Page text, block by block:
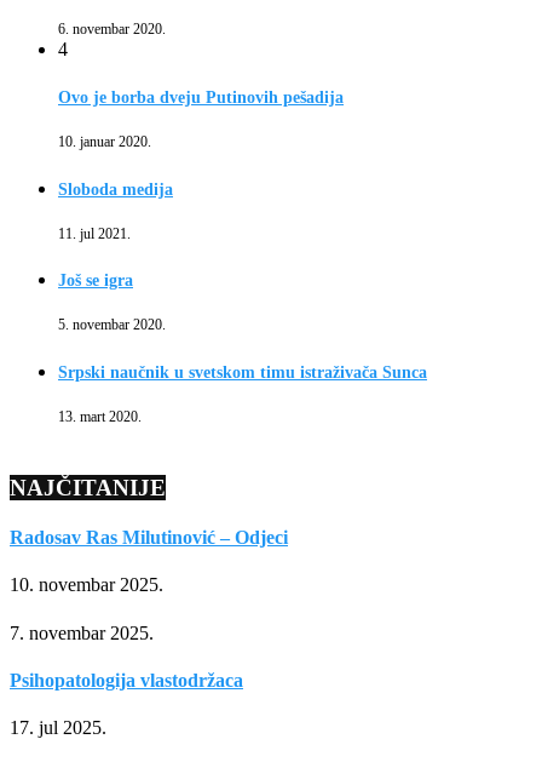
6. novembar 2020.
4
Ovo je borba dveju Putinovih pešadija
10. januar 2020.
Sloboda medija
11. jul 2021.
Još se igra
5. novembar 2020.
Srpski naučnik u svetskom timu istraživača Sunca
13. mart 2020.
NAJČITANIJE
Radosav Ras Milutinović – Odjeci
10. novembar 2025.
7. novembar 2025.
Psihopatologija vlastodržaca
17. jul 2025.